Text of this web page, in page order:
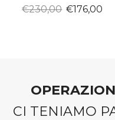
€230,00 Il
€176,00
CI TENIAMO